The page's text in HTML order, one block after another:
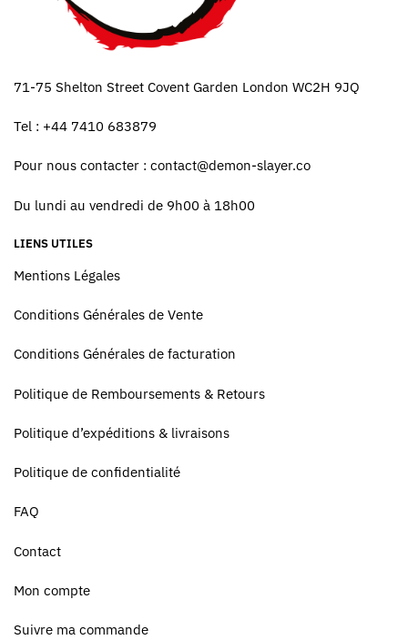
71-75 Shelton Street Covent Garden London WC2H 9JQ
Tel : +44 7410 683879
Pour nous contacter : contact@demon-slayer.co
Du lundi au vendredi de 9h00 à 18h00
LIENS UTILES
Mentions Légales
Conditions Générales de Vente
Conditions Générales de facturation
Politique de Remboursements & Retours
Politique d’expéditions & livraisons
Politique de confidentialité
FAQ
Contact
Mon compte
Suivre ma commande